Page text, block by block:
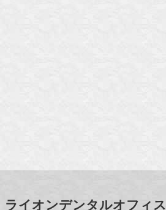
ライオンデンタルオフィス